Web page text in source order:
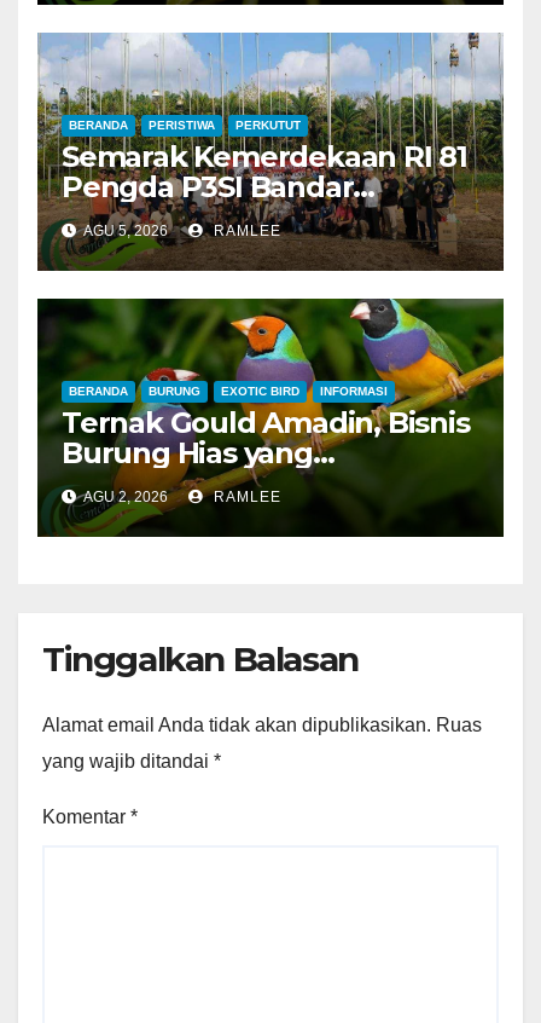
BERANDA PERISTIWA PERKUTUT
Semarak Kemerdekaan RI 81
Pengda P3SI Bandar
Lampung, Potong Tumpeng
Menandai Peresmian
Lapangan Baru, Mawar
Merah dan Jahanam Juara
AGU 5, 2026 RAMLEE
BERANDA BURUNG EXOTIC BIRD INFORMASI
Ternak Gould Amadin, Bisnis
Burung Hias yang
Menguntungkan
AGU 2, 2026 RAMLEE
Tinggalkan Balasan
Alamat email Anda tidak akan dipublikasikan. Ruas
yang wajib ditandai *
Komentar *